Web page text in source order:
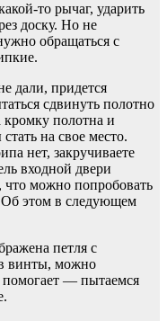
то рычаг, ударить
доску. Но не
обращаться с
дали, придется
сдвинуть полотно
кромку полотна и
на свое место.
нет, закручиваете
входной двери
можно попробовать
этом в следующем
петля с
винты, можно
помогает — пытаемся